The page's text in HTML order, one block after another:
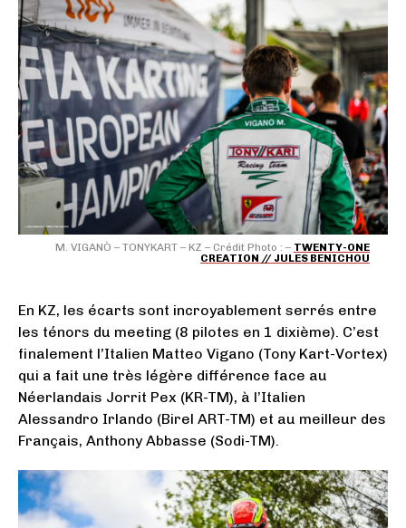
M. VIGANÒ – TONYKART – KZ – Crédit Photo : – TWENTY-ONE
CREATION // JULES BENICHOU
En KZ, les écarts sont incroyablement serrés entre
les ténors du meeting (8 pilotes en 1 dixième). C’est
finalement l’Italien Matteo Vigano (Tony Kart-Vortex)
qui a fait une très légère différence face au
Néerlandais Jorrit Pex (KR-TM), à l’Italien
Alessandro Irlando (Birel ART-TM) et au meilleur des
Français, Anthony Abbasse (Sodi-TM).